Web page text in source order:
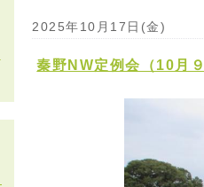
2025年10月17日(金)
秦野NW定例会（10月